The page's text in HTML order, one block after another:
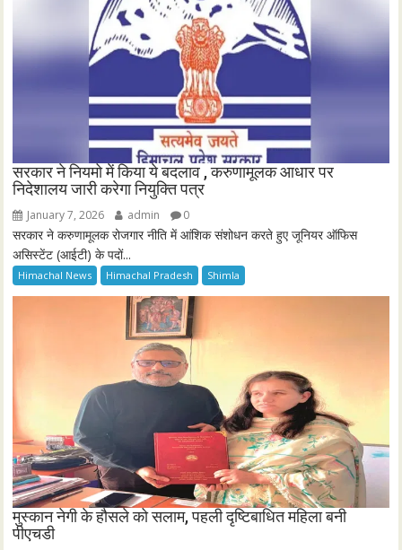
सरकार ने नियमो में किया ये बदलाव , करुणामूलक आधार पर
निदेशालय जारी करेगा नियुक्ति पत्र
January 7, 2026 admin 0
सरकार ने करुणामूलक रोजगार नीति में आंशिक संशोधन करते हुए जूनियर ऑफिस
असिस्टेंट (आईटी) के पदों...
Himachal News Himachal Pradesh Shimla
मुस्कान नेगी के हौसले को सलाम, पहली दृष्टिबाधित महिला बनी
पीएचडी